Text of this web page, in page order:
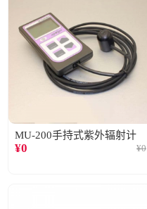
MU-200手持式紫外辐射计
¥0 ¥0